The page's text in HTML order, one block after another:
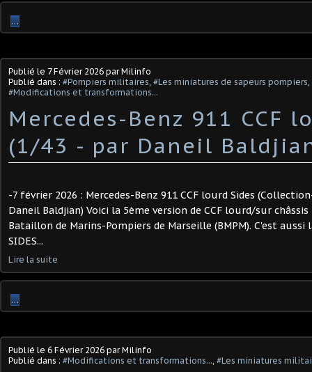
…
Publié le 7 Février 2026 par Milinfo
Publié dans : #Pompiers militaires, #Les miniatures de sapeurs pompiers,
#Modifications et transformations...
Mercedes-Benz 911 CCF
(1/43 - par Daneil
-7 février 2026 : Mercedes-Benz 911 CCF lourd Sides
Daneil Baldjian) Voici la 5ème version de CCF lourd/sur châssis
Bataillon de Marins-Pompiers de Marseille (BMPM). C'est aussi
SIDES...
Lire la suite
…
Publié le 6 Février 2026 par Milinfo
Publié dans : #Modifications et transformations..., #Les miniatures